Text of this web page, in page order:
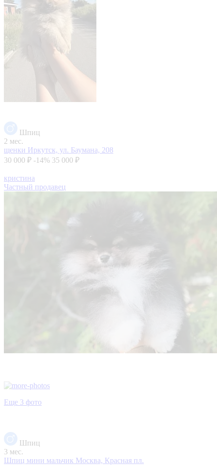
Шпиц
2 мес.
щенки Иркутск, ул. Баумана, 208
30 000 ₽ -14% 35 000 ₽
кристина
Частный продавец
Еще 3 фото
Шпиц
3 мес.
Шпиц мини мальчик Москва, Красная пл.